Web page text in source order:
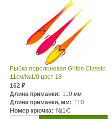
Рыбка поролоновая Grifon Classic
11см/№1/0 цвет 18
162 ₽
Длина приманки: 110 мм
Длина приманки, мм: 110
Номер крючка: №1/0